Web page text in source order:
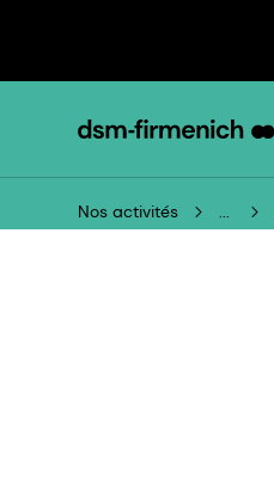
Nos activités ...